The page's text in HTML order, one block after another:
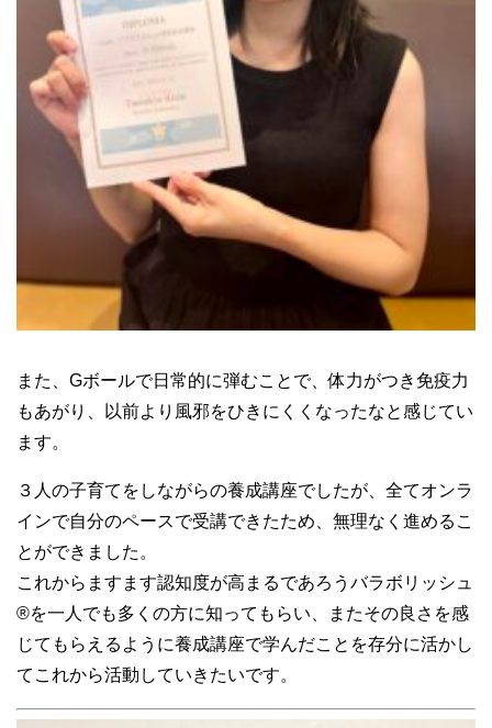
また、Gボールで日常的に弾むことで、体力がつき免疫力
もあがり、以前より風邪をひきにくくなったなと感じてい
ます。
３人の子育てをしながらの養成講座でしたが、全てオンラ
インで自分のペースで受講できたため、無理なく進めるこ
とができました。
これからますます認知度が高まるであろうバラボリッシュ
®︎を一人でも多くの方に知ってもらい、またその良さを感
じてもらえるように養成講座で学んだことを存分に活かし
てこれから活動していきたいです。